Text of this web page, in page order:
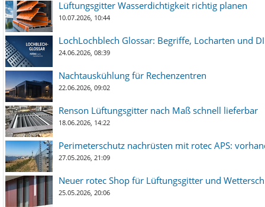
Lüftungsgitter Wasserdichtigkeit richtig planen
10.07.2026, 10:44
LochLochblech Glossar: Begriffe, Locharten und
24.06.2026, 08:39
Nachtauskühlung für Rechenzentren
22.06.2026, 09:02
Renson Lüftungsgitter nach Maß schnell lieferbar
18.06.2026, 14:22
Perimeterschutz nachrüsten mit rotec APS:
27.05.2026, 21:09
Neuer rotec Shop für Lüftungsgitter und
25.05.2026, 20:06